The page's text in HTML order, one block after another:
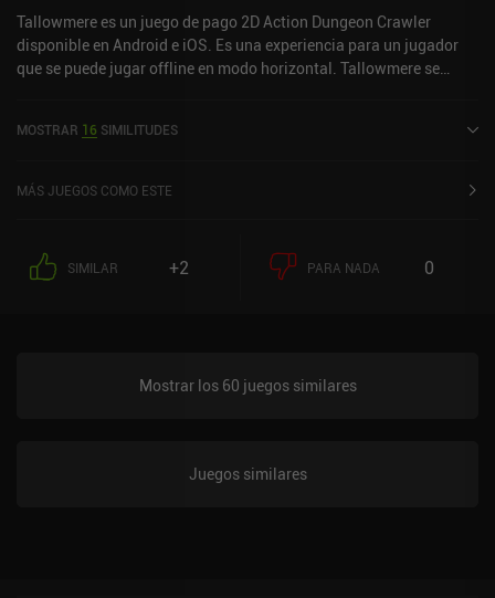
Tallowmere es un juego de pago 2D Action Dungeon Crawler
disponible en Android e iOS. Es una experiencia para un jugador
que se puede jugar offline en modo horizontal. Tallowmere se
MOSTRAR 16 SIMILITUDES
MÁS JUEGOS COMO ESTE
SIMILAR +2 PARA NADA 0
Mostrar los 60 juegos similares
Juegos similares